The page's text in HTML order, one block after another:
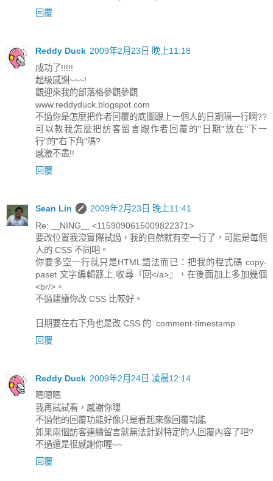
回覆
Reddy Duck 2009年2月23日 晚上11:18
成功了!!!!!
超級感謝~~~!
觀迎來我的部落格參觀參觀
www.reddyduck.blogspot.com
不過你是怎麼把作者回覆的底圖跟上一個人的日期隔一行啊??
可以教我怎麼把訪客留言跟作者回覆的"日期"放在"下一
行"的"右下角"嗎?
感激不盡!!
回覆
Sean Lin
2009年2月23日 晚上11:41
Re: ＿NING＿ <1159090615009822371>
要改位置我沒實際試過，我的自然就有空一行了，可能是每個
人的 CSS 不同吧。
你要多空一行就只是HTML語法而已：把我的程式碼 copy-
paset 文字編輯器上,收尋『回</a>』，在後面加上多加幾個
<br/>。
不過建議你改 CSS 比較好。
日期要在右下角也是改 CSS 的 .comment-timestamp
回覆
Reddy Duck 2009年2月24日 凌晨12:14
嗯嗯嗯
我再試試看，感謝你瞜
不過他的回覆功能好像只是看起來像回覆功能
如果兩個訪客連續留言就無法針對特定的人回覆內容了吧?
不過還是很感謝你喔~~
回覆